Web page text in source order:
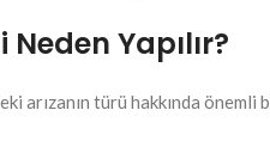
Yapılır?
arızanın türü hakkında önemli